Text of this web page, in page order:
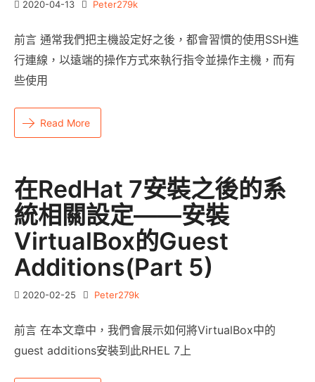
2020-04-13 Peter279k
前言 通常我們把主機設定好之後，都會習慣的使用SSH進
行連線，以遠端的操作方式來執行指令並操作主機，而有
些使用
Read More
在RedHat 7安裝之後的系
統相關設定——安裝
VirtualBox的guest
Additions(Part 5)
2020-02-25 Peter279k
前言 在本文章中，我們會展示如何將VirtualBox中的
guest additions安裝到此RHEL 7上